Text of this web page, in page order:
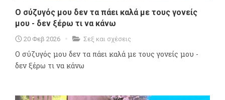
Ο σύζυγός μου δεν τα πάει καλά με τους γονείς
μου - δεν ξέρω τι να κάνω
20 Φεβ 2026 Σεξ και σχέσεις
Ο σύζυγός μου δεν τα πάει καλά με τους γονείς μου -
δεν ξέρω τι να κάνω